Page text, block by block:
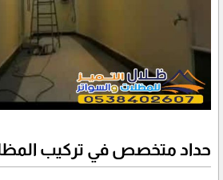
حداد متخصص في تركيب